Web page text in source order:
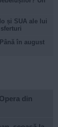
și SUA ale lui
în august
din